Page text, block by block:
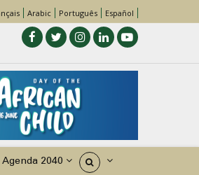
Arabic Português Español
Agenda 2040 États